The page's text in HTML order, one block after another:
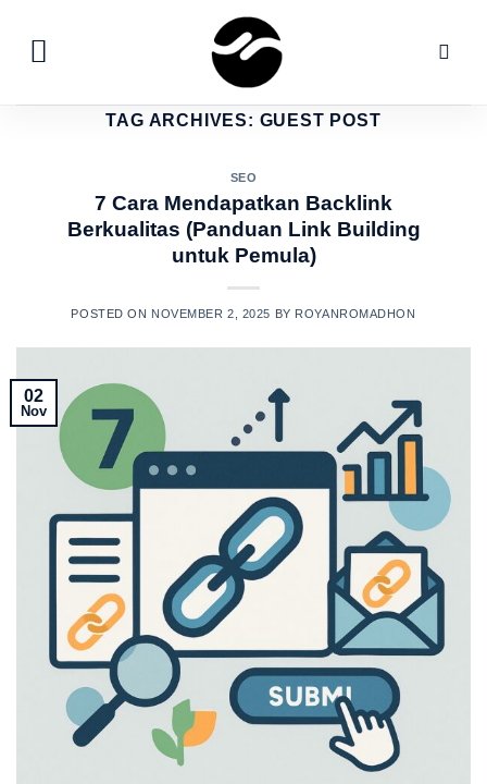
content
TAG ARCHIVES: GUEST POST
SEO
7 Cara Mendapatkan Backlink
Berkualitas (Panduan Link Building
untuk Pemula)
POSTED ON NOVEMBER 2, 2025 BY ROYANROMADHON
02
Nov